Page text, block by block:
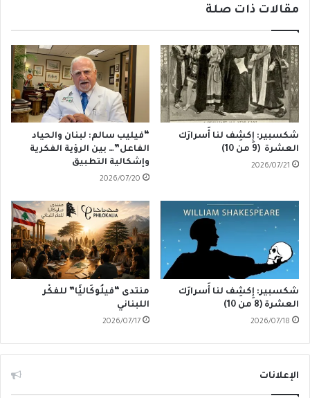
مقالات ذات صلة
شكسبير: إِكشِف لنا أَسرارَك
العشرة (9 من 10)
2026/07/21
“فيليب سالم: لبنان والحياد
الفاعل”… بين الرؤية الفكرية
وإشكالية التطبيق
2026/07/20
شكسبير: إِكشِف لنا أَسرارَك
العشرة (8 من 10)
2026/07/18
منتدى “فيلُوكَاليَّا” للفكْر
اللبناني
2026/07/17
الإعلانات